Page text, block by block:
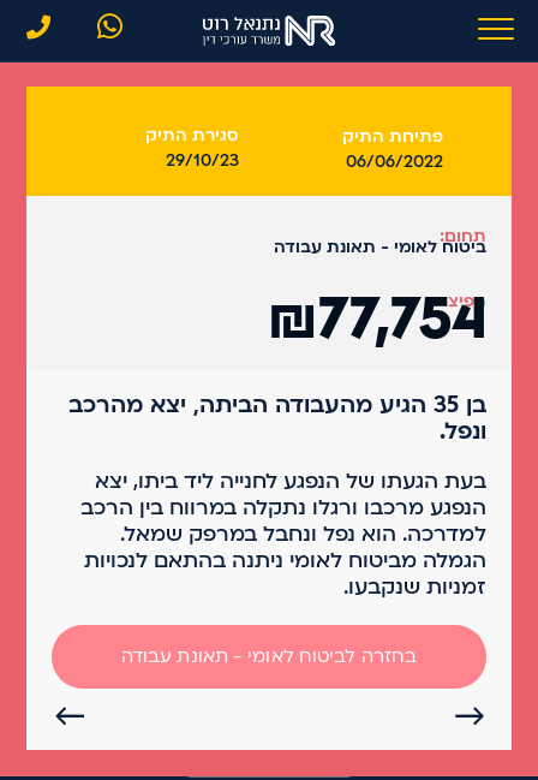
סגירת התיק
29/10/23
פתיחת התיק
06/06/2022
תחום:
ביטוח לאומי - תאונת עבודה
הפיצוי:
₪77,754
בן 35 הגיע מהעבודה הביתה, יצא מהרכב
ונפל.
בעת הגעתו של הנפגע לחנייה ליד ביתו, יצא
הנפגע מרכבו ורגלו נתקלה במרווח בין הרכב
למדרכה. הוא נפל ונחבל במרפק שמאל.
הגמלה מביטוח לאומי ניתנה בהתאם לנכויות
זמניות שנקבעו.
בחזרה לביטוח לאומי - תאונת עבודה
→
←